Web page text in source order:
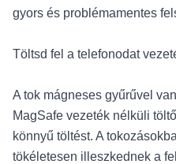
gyors és problémamentes
Töltsd fel a telefonodat
A tok mágneses gyűrűvel
MagSafe vezeték nélküli
könnyű töltést. A
tökéletesen illeszkednek a